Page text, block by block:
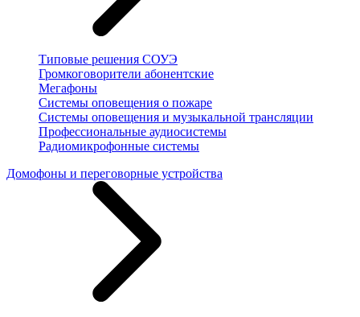
Типовые решения СОУЭ
Громкоговорители абонентские
Мегафоны
Системы оповещения о пожаре
Системы оповещения и музыкальной трансляции
Профессиональные аудиосистемы
Радиомикрофонные системы
Домофоны и переговорные устройства